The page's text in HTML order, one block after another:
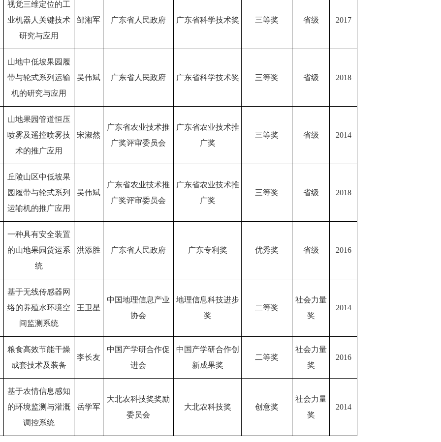
视觉三维定位的工
业机器人关键技术
研究与应用
邹湘军 广东省人民政府 广东省科学技术奖 三等奖 省级 2017
山地中低坡果园履
带与轮式系列运输
机的研究与应用
吴伟斌 广东省人民政府 广东省科学技术奖 三等奖 省级 2018
山地果园管道恒压
喷雾及遥控喷雾技
术的推广应用
宋淑然
广东省农业技术推
广奖评审委员会
广东省农业技术推
广奖
三等奖 省级 2014
丘陵山区中低坡果
园履带与轮式系列
运输机的推广应用
吴伟斌
广东省农业技术推
广奖评审委员会
广东省农业技术推
广奖
三等奖 省级 2018
一种具有安全装置
的山地果园货运系
统
洪添胜 广东省人民政府 广东专利奖 优秀奖 省级 2016
基于无线传感器网
络的养殖水环境空
间监测系统
王卫星
中国地理信息产业
协会
地理信息科技进步
奖
二等奖
社会力量
奖
2014
粮食高效节能干燥
成套技术及装备
李长友
中国产学研合作促
进会
中国产学研合作创
新成果奖
二等奖
社会力量
奖
2016
基于农情信息感知
的环境监测与灌溉
调控系统
岳学军
大北农科技奖奖励
委员会
大北农科技奖 创意奖
社会力量
奖
2014